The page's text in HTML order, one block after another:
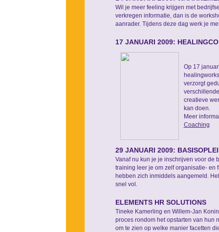
Wil je meer feeling krijgen met
verkregen informatie, dan is de
aanrader. Tijdens deze dag werk je
17 JANUARI 2009:
Op 17
verzorgt
creatieve
kan doen.
Meer
Coaching
29 JANUARI 2009:
Vanaf nu kun je je inschrijven voor de
training leer je om zelf organisatie-
hebben zich inmiddels aangemeld.
snel vol.
ELEMENTS HR SOLUTIONS
Tineke Kamerling en Willem-Jan
proces rondom het opstarten van hun
om te zien op welke manier facetten